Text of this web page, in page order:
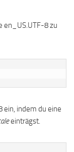
en_US.UTF-8 zu
ein, indem du eine
einträgst.